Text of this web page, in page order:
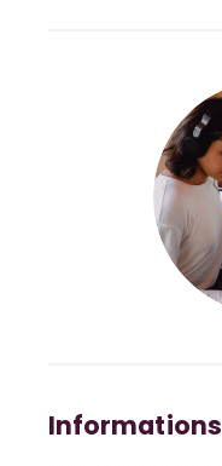
Informations